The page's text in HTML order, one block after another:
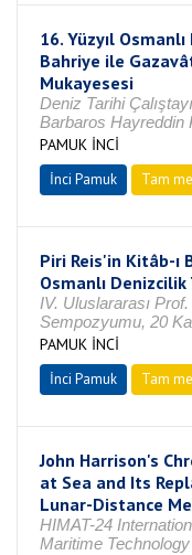
16. Yüzyıl
Bahriye ile
Mukayesesi
Deniz Tarihi
Barbaros Hayreddin
PAMUK İNCİ
İnci Pamuk Tam
Piri Reis'in Kitâb-ı
Osmanlı
IV. Uluslararası
Sempozyumu, 20
PAMUK İNCİ
İnci Pamuk Tam
John Harrison's
at Sea and Its
Lunar-Distance
HIMAT-24
Maritime